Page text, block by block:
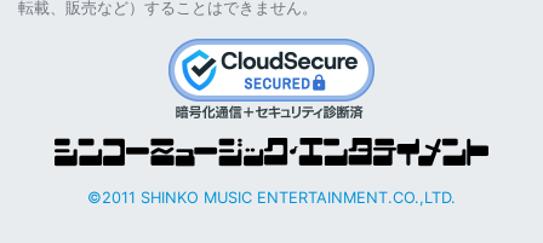
転載、販売など）することはできません。
©2011 SHINKO MUSIC ENTERTAINMENT.CO.,LTD.